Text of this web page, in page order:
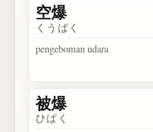
空爆
くうばく
pengeboman udara
被爆
ひばく